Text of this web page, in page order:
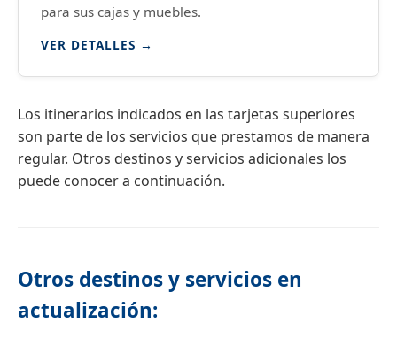
para sus cajas y muebles.
VER DETALLES →
Los itinerarios indicados en las tarjetas superiores
son parte de los servicios que prestamos de manera
regular. Otros destinos y servicios adicionales los
puede conocer a continuación.
Otros destinos y servicios en
actualización: